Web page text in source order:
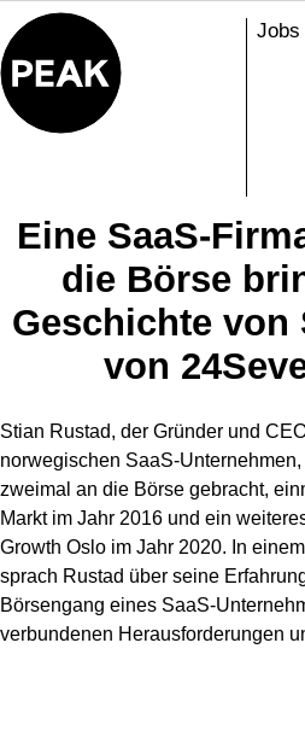
to
content
Jobs
Eine SaaS-
die Börse
Geschichte von
von
Stian Rustad, der Gründer und
norwegischen SaaS-
zweimal an die Börse gebracht,
Markt im Jahr 2016 und ein
Growth Oslo im Jahr 2020. In
sprach Rustad über seine
Börsengang eines SaaS-
verbundenen Herausforderungen